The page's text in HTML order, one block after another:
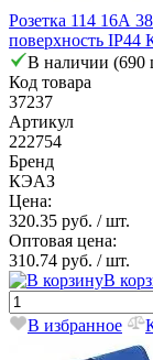
Розетка 114 16А
поверхность
В наличии (690
Код товара
37237
Артикул
222754
Бренд
КЭАЗ
Цена:
320.35 руб. / шт.
Оптовая цена:
310.74 руб. / шт.
В
В избранное